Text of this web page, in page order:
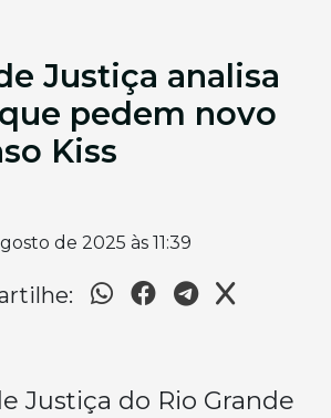
Justiça analisa
pedem novo
Kiss
de 2025 às 11:39
Justiça do Rio Grande